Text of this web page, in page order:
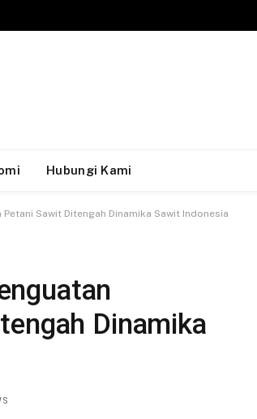
Hubungi Kami
Sawit Ditengah Dinamika Sawit Indonesia
Dinamika